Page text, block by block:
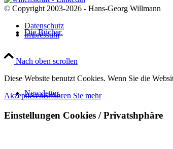
Die Bücher.
Newsletter.
© Copyright 2003-2026 - Hans-Georg Willmann
Datenschutz
Impressum
Nach oben scrollen
Diese Website benutzt Cookies. Wenn Sie die
AkzeptierenErfahren Sie mehr
Einstellungen Cookies / Privatshphäre